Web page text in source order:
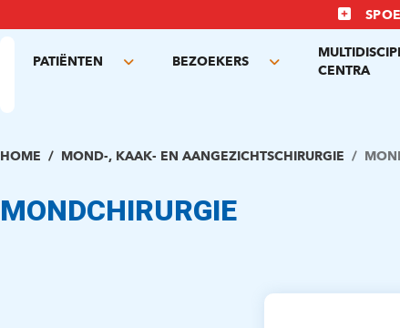
PATIËNTEN
Toggle
BEZOEKERS
ToggleCENTRA
HOME MOND-, KAAK- EN AANGEZICHTSCHIRURGIE
MONDCHIRURGIE